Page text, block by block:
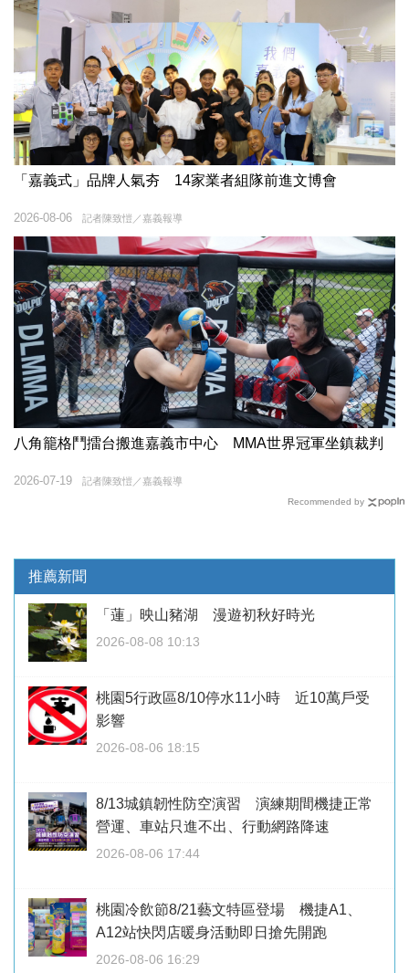
「嘉義式」品牌人氣夯 14家業者組隊前進文博會
記者陳致愷／嘉義報導
2026-08-06
八角籠格鬥擂台搬進嘉義市中心 MMA世界冠軍坐鎮裁判
記者陳致愷／嘉義報導
2026-07-19
Recommended by
推薦新聞
「蓮」映山豬湖 漫遊初秋好時光
2026-08-08 10:13
桃園5行政區8/10停水11小時 近10萬戶受
影響
2026-08-06 18:15
8/13城鎮韌性防空演習 演練期間機捷正常
營運、車站只進不出、行動網路降速
2026-08-06 17:44
桃園冷飲節8/21藝文特區登場 機捷A1、
A12站快閃店暖身活動即日搶先開跑
2026-08-06 16:29